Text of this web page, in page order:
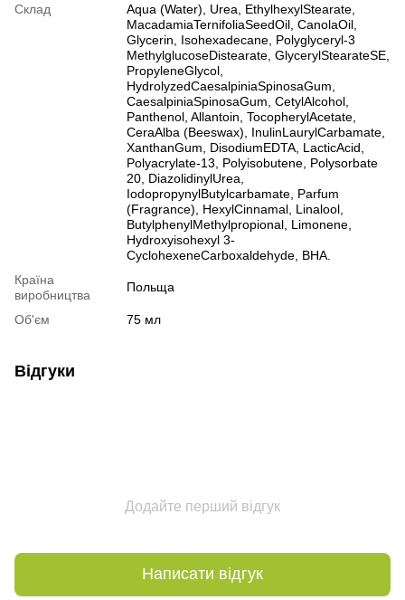
Склад
Aqua (Water), Urea, EthylhexylStearate,
MacadamiaTernifoliaSeedOil, CanolaOil,
Glycerin, Isohexadecane, Polyglyceryl-3
MethylglucoseDistearate, GlycerylStearateSE,
PropyleneGlycol,
HydrolyzedCaesalpiniaSpinosaGum,
CaesalpiniaSpinosaGum, CetylAlcohol,
Panthenol, Allantoin, TocopherylAcetate,
CeraAlba (Beeswax), InulinLaurylCarbamate,
XanthanGum, DisodiumEDTA, LacticAcid,
Polyacrylate-13, Polyisobutene, Polysorbate
20, DiazolidinylUrea,
IodopropynylButylcarbamate, Parfum
(Fragrance), HexylCinnamal, Linalool,
ButylphenylMethylpropional, Limonene,
Hydroxyisohexyl 3-
CyclohexeneCarboxaldehyde, BHA.
Країна
виробництва
Польща
Об'єм 75 мл
Відгуки
Додайте перший відгук
Написати відгук